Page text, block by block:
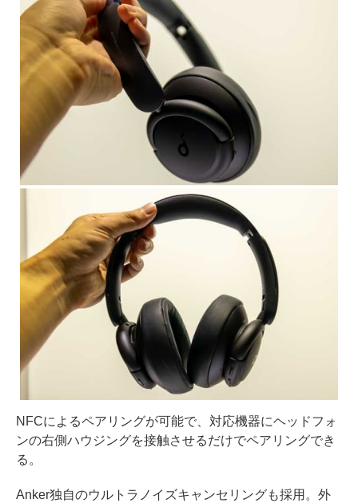
NFCによるペアリングが可能で、対応機器にヘッドフォ
ンの右側ハウジングを接触させるだけでペアリングでき
る。
Anker独自のウルトラノイズキャンセリングも採用。外